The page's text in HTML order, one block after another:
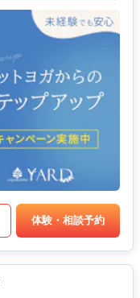
体験・相談予約